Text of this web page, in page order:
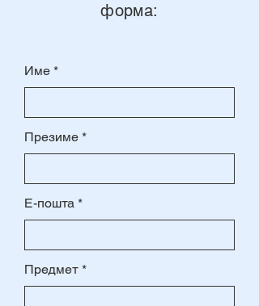
форма:
Име
Презиме
Е-пошта
Предмет